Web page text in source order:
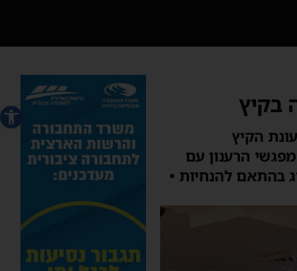
פתח בקיץ
הקיץ
את מפגשי הרענון עם
בהתאם להנחיות •